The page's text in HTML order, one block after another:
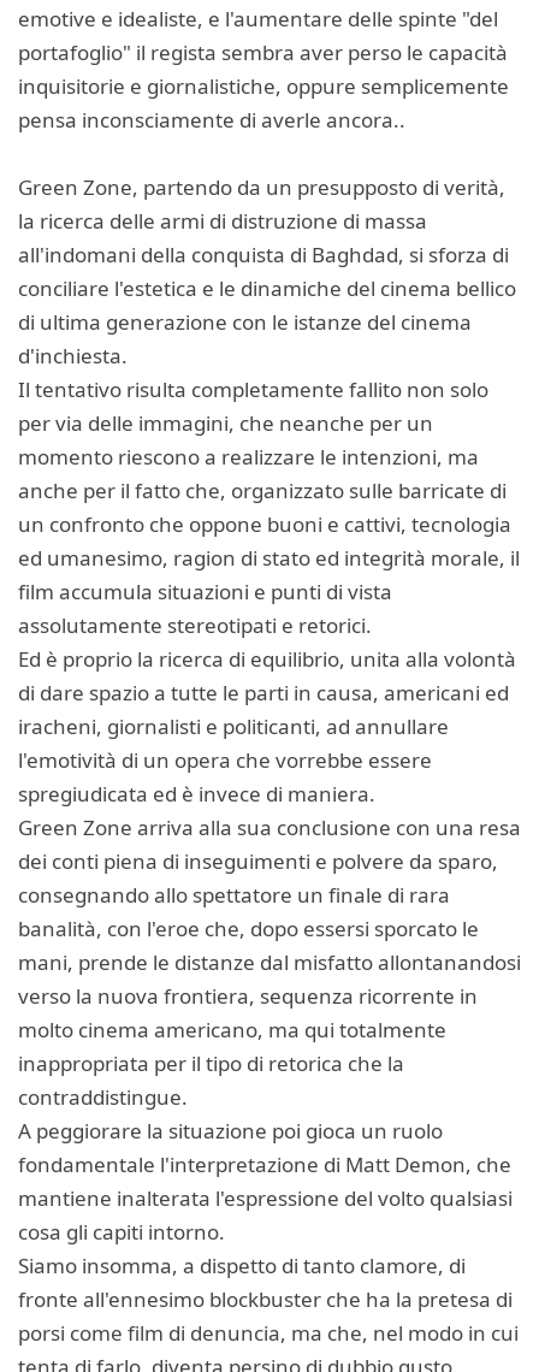
emotive e idealiste, e l'aumentare delle spinte "del
portafoglio" il regista sembra aver perso le capacità
inquisitorie e giornalistiche, oppure semplicemente
pensa inconsciamente di averle ancora..
Green Zone, partendo da un presupposto di verità,
la ricerca delle armi di distruzione di massa
all'indomani della conquista di Baghdad, si sforza di
conciliare l'estetica e le dinamiche del cinema bellico
di ultima generazione con le istanze del cinema
d'inchiesta.
Il tentativo risulta completamente fallito non solo
per via delle immagini, che neanche per un
momento riescono a realizzare le intenzioni, ma
anche per il fatto che, organizzato sulle barricate di
un confronto che oppone buoni e cattivi, tecnologia
ed umanesimo, ragion di stato ed integrità morale, il
film accumula situazioni e punti di vista
assolutamente stereotipati e retorici.
Ed è proprio la ricerca di equilibrio, unita alla volontà
di dare spazio a tutte le parti in causa, americani ed
iracheni, giornalisti e politicanti, ad annullare
l'emotività di un opera che vorrebbe essere
spregiudicata ed è invece di maniera.
Green Zone arriva alla sua conclusione con una resa
dei conti piena di inseguimenti e polvere da sparo,
consegnando allo spettatore un finale di rara
banalità, con l'eroe che, dopo essersi sporcato le
mani, prende le distanze dal misfatto allontanandosi
verso la nuova frontiera, sequenza ricorrente in
molto cinema americano, ma qui totalmente
inappropriata per il tipo di retorica che la
contraddistingue.
A peggiorare la situazione poi gioca un ruolo
fondamentale l'interpretazione di Matt Demon, che
mantiene inalterata l'espressione del volto qualsiasi
cosa gli capiti intorno.
Siamo insomma, a dispetto di tanto clamore, di
fronte all'ennesimo blockbuster che ha la pretesa di
porsi come film di denuncia, ma che, nel modo in cui